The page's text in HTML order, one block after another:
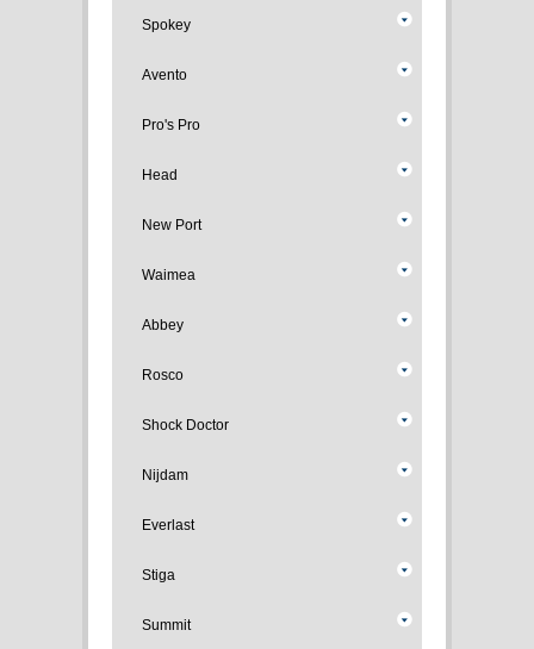
Spokey
Avento
Pro's Pro
Head
New Port
Waimea
Abbey
Rosco
Shock Doctor
Nijdam
Everlast
Stiga
Summit